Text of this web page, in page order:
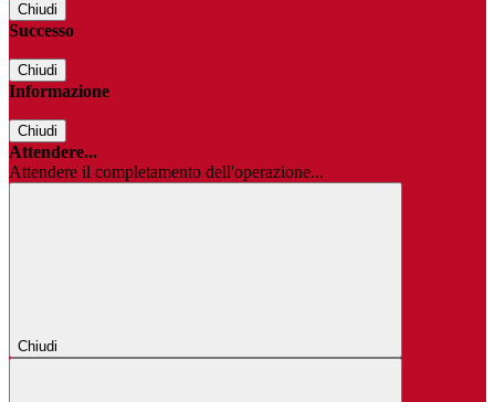
Chiudi
Successo
Chiudi
Informazione
Chiudi
Attendere...
Attendere il completamento dell'operazione...
Chiudi